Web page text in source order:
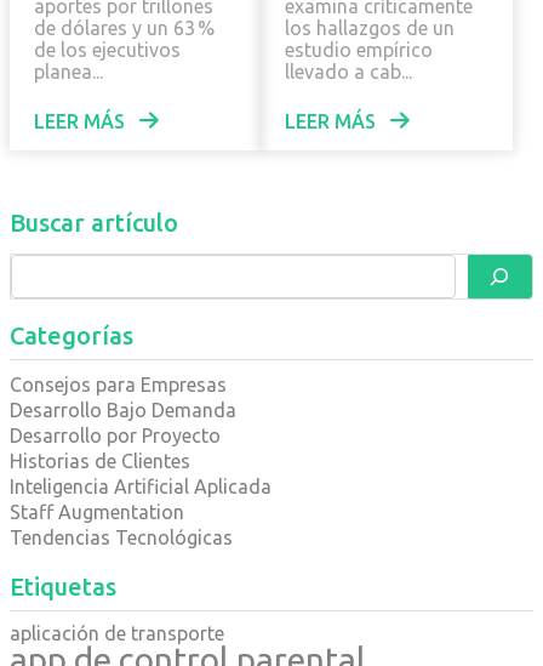
aportes por trillones
de dólares y un 63 %
de los ejecutivos
planea...
LEER MÁS
examina críticamente
los hallazgos de un
estudio empírico
llevado a cab...
LEER MÁS
Buscar artículo
Categorías
Consejos para Empresas
Desarrollo Bajo Demanda
Desarrollo por Proyecto
Historias de Clientes
Inteligencia Artificial Aplicada
Staff Augmentation
Tendencias Tecnológicas
Etiquetas
aplicación de transporte